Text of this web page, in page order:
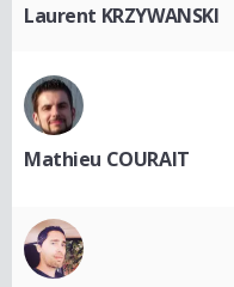
Laurent KRZYWANSKI
Mathieu COURAIT